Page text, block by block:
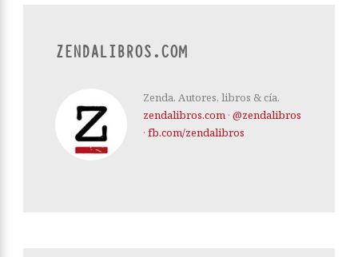
ZENDALIBROS.COM
Zenda. Autores, libros & cía.
zendalibros.com · @zendalibros
· fb.com/zendalibros